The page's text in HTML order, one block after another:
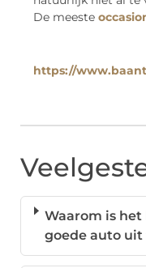
De meeste
https://
Waarom is
goede auto uit